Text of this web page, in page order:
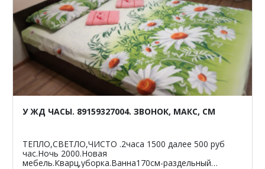
У ЖД ЧАСЫ. 89159327004. ЗВОНОК, МАКС, СМ
ТЕПЛО,СВЕТЛО,ЧИСТО .2часа 1500 далее 500 руб
час.Ночь 2000.Новая
мебель.Кварц,уборка.Ванна170см-раздельный